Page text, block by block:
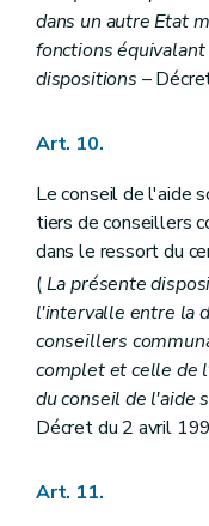
dans un autre Etat
fonctions
dispositions –
Art. 10.
Le conseil de l'aide
tiers de conseillers
dans le ressort du
(La présente
l'intervalle entre la
conseillers
complet et celle de
du conseil de l'aide
Décret du 2 avril
Art. 11.